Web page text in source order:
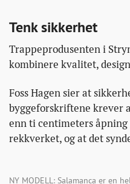
Tenk sikkerhet
Trappeprodusenten i
kombinere kvalitet,
Foss Hagen sier at
byggeforskriftene krever
enn ti centimeters
rekkverket, og at det
NY MODELL: Salamanca er en